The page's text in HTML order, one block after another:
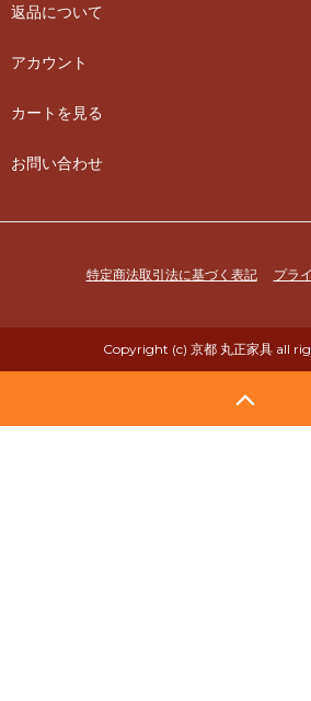
返品について
アカウント
カートを見る
お問い合わせ
特定商法取引法に基づく表記 プラ
Copyright (c) 京都 丸正家具 all